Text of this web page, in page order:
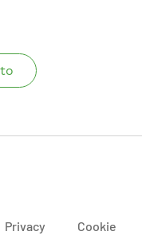
Privacy Cookie